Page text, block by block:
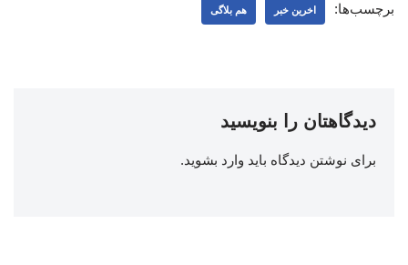
برچسب‌ها: اخرین خبر هم بلاگی
دیدگاهتان را بنویسید
برای نوشتن دیدگاه باید وارد بشوید.